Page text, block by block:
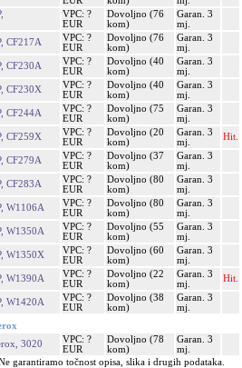
VPC: ?
EUR
Dovoljno (76
kom)
Garan. 3
mj.
CF217A
VPC: ?
EUR
Dovoljno (76
kom)
Garan. 3
mj.
CF230A
VPC: ?
EUR
Dovoljno (40
kom)
Garan. 3
mj.
CF230X
VPC: ?
EUR
Dovoljno (40
kom)
Garan. 3
mj.
CF244A
VPC: ?
EUR
Dovoljno (75
kom)
Garan. 3
mj.
CF259X
VPC: ?
EUR
Dovoljno (20
kom)
Garan. 3
mj.
Hit.
CF279A
VPC: ?
EUR
Dovoljno (37
kom)
Garan. 3
mj.
CF283A
VPC: ?
EUR
Dovoljno (80
kom)
Garan. 3
mj.
W1106A
VPC: ?
EUR
Dovoljno (80
kom)
Garan. 3
mj.
W1350A
VPC: ?
EUR
Dovoljno (55
kom)
Garan. 3
mj.
W1350X
VPC: ?
EUR
Dovoljno (60
kom)
Garan. 3
mj.
W1390A
VPC: ?
EUR
Dovoljno (22
kom)
Garan. 3
mj.
Hit.
W1420A
VPC: ?
EUR
Dovoljno (38
kom)
Garan. 3
mj.
3020
VPC: ?
EUR
Dovoljno (78
kom)
Garan. 3
mj.
garantiramo točnost opisa, slika i drugih podataka.